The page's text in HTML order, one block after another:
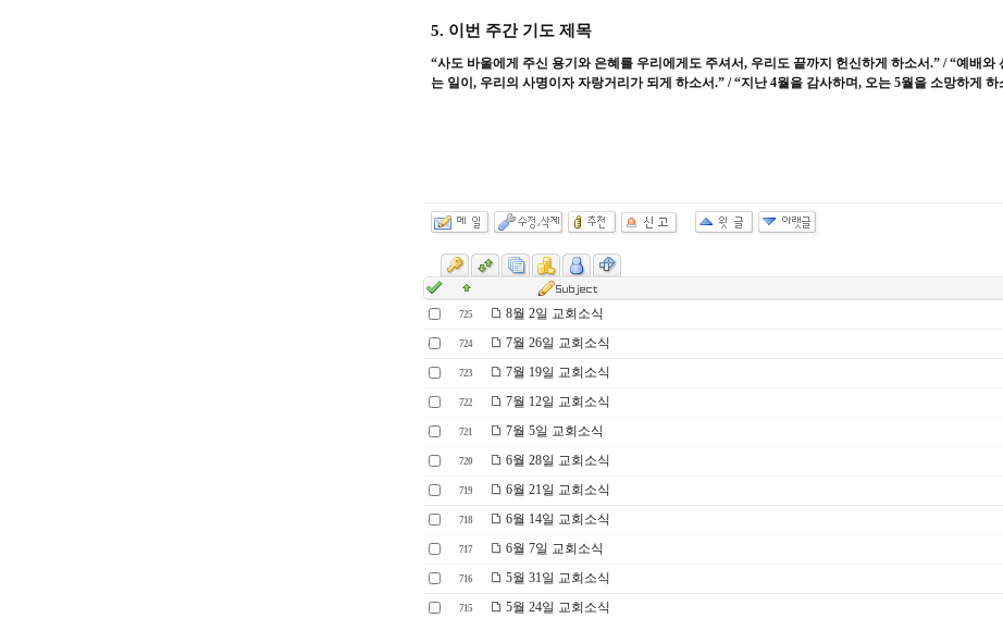
5. 이번 주간 기도 제목
“사도 바울에게 주신 용기와 은혜를 우리에게도 주셔서, 우리도 끝까지 헌신하게 하소서.” / “예배와
는 일이 , 우리의 사명이자 자랑거리가 되게 하소서.” / “지난4월을 감사하며, 오는 5월을 소망하게 하
725 8월 2일 교회소식
724 7월 26일 교회소식
723 7월 19일 교회소식
722 7월 12일 교회소식
721 7월 5일 교회소식
720 6월 28일 교회소식
719 6월 21일 교회소식
718 6월 14일 교회소식
717 6월 7일 교회소식
716 5월 31일 교회소식
715 5월 24일 교회소식